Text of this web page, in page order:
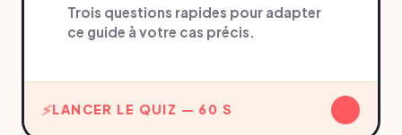
Trois questions rapides pour adapter
ce guide à votre cas précis.
LANCER LE QUIZ — 60 S